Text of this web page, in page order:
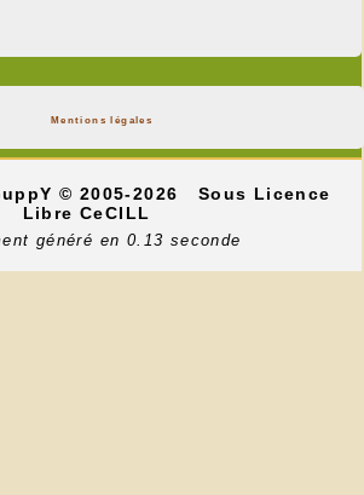
Mentions légales
© 2005-2026
Sous Licence
Libre CeCILL
généré en 0.13 seconde